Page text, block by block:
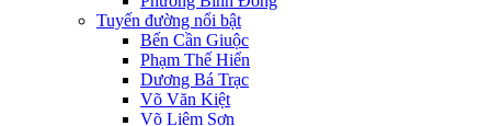
Tuyến đường nổi bật
Bến Cần Giuộc
Phạm Thế Hiển
Dương Bá Trạc
Võ Văn Kiệt
Võ Liêm Sơn